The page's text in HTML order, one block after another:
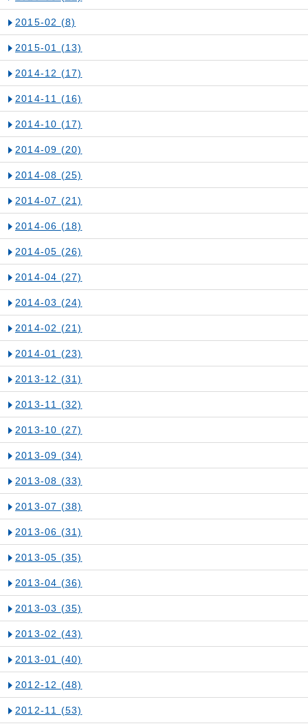
2015-02 (8)
2015-01 (13)
2014-12 (17)
2014-11 (16)
2014-10 (17)
2014-09 (20)
2014-08 (25)
2014-07 (21)
2014-06 (18)
2014-05 (26)
2014-04 (27)
2014-03 (24)
2014-02 (21)
2014-01 (23)
2013-12 (31)
2013-11 (32)
2013-10 (27)
2013-09 (34)
2013-08 (33)
2013-07 (38)
2013-06 (31)
2013-05 (35)
2013-04 (36)
2013-03 (35)
2013-02 (43)
2013-01 (40)
2012-12 (48)
2012-11 (53)